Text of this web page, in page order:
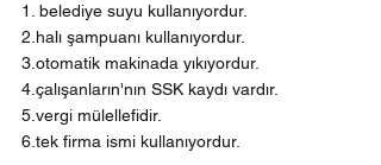
1. belediye suyu kullanıyordur.
2.halı şampuanı kullanıyordur.
3.otomatik makinada yıkıyordur.
4.çalışanların'nın SSK kaydı vardır.
5.vergi mülellefidir.
6.tek firma ismi kullanıyordur.